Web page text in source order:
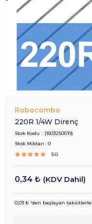
Robocombo
220R 1/4W Direnç
Stok Kodu
(1603250019)
Stok Miktarı : 0
5.0
0,34 ₺ (KDV Dahil)
0,03 ₺ 'den başlayan taksitlerle